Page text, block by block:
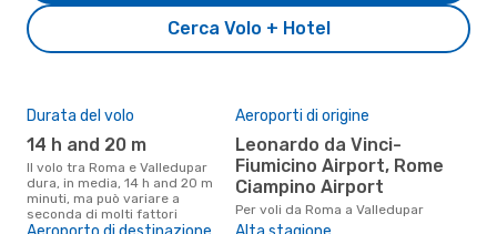
Cerca Volo + Hotel
Durata del volo
14 h and 20 m
Il volo tra Roma e Valledupar
dura, in media, 14 h and 20 m
minuti, ma può variare a
seconda di molti fattori
Aeroporti di origine
Leonardo da Vinci-
Fiumicino Airport, Rome
Ciampino Airport
Per voli da Roma a Valledupar